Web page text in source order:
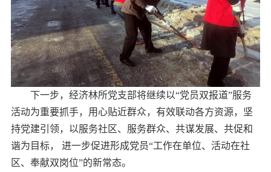
下一步，经济林所党支部将继续以“党员双报道”服务
活动为重要抓手，用心贴近群众，有效联动各方资源，坚
持党建引领，以服务社区、服务群众、共谋发展、共促和
谐为目标， 进一步促进形成党员“工作在单位、活动在社
区、奉献双岗位”的新常态。